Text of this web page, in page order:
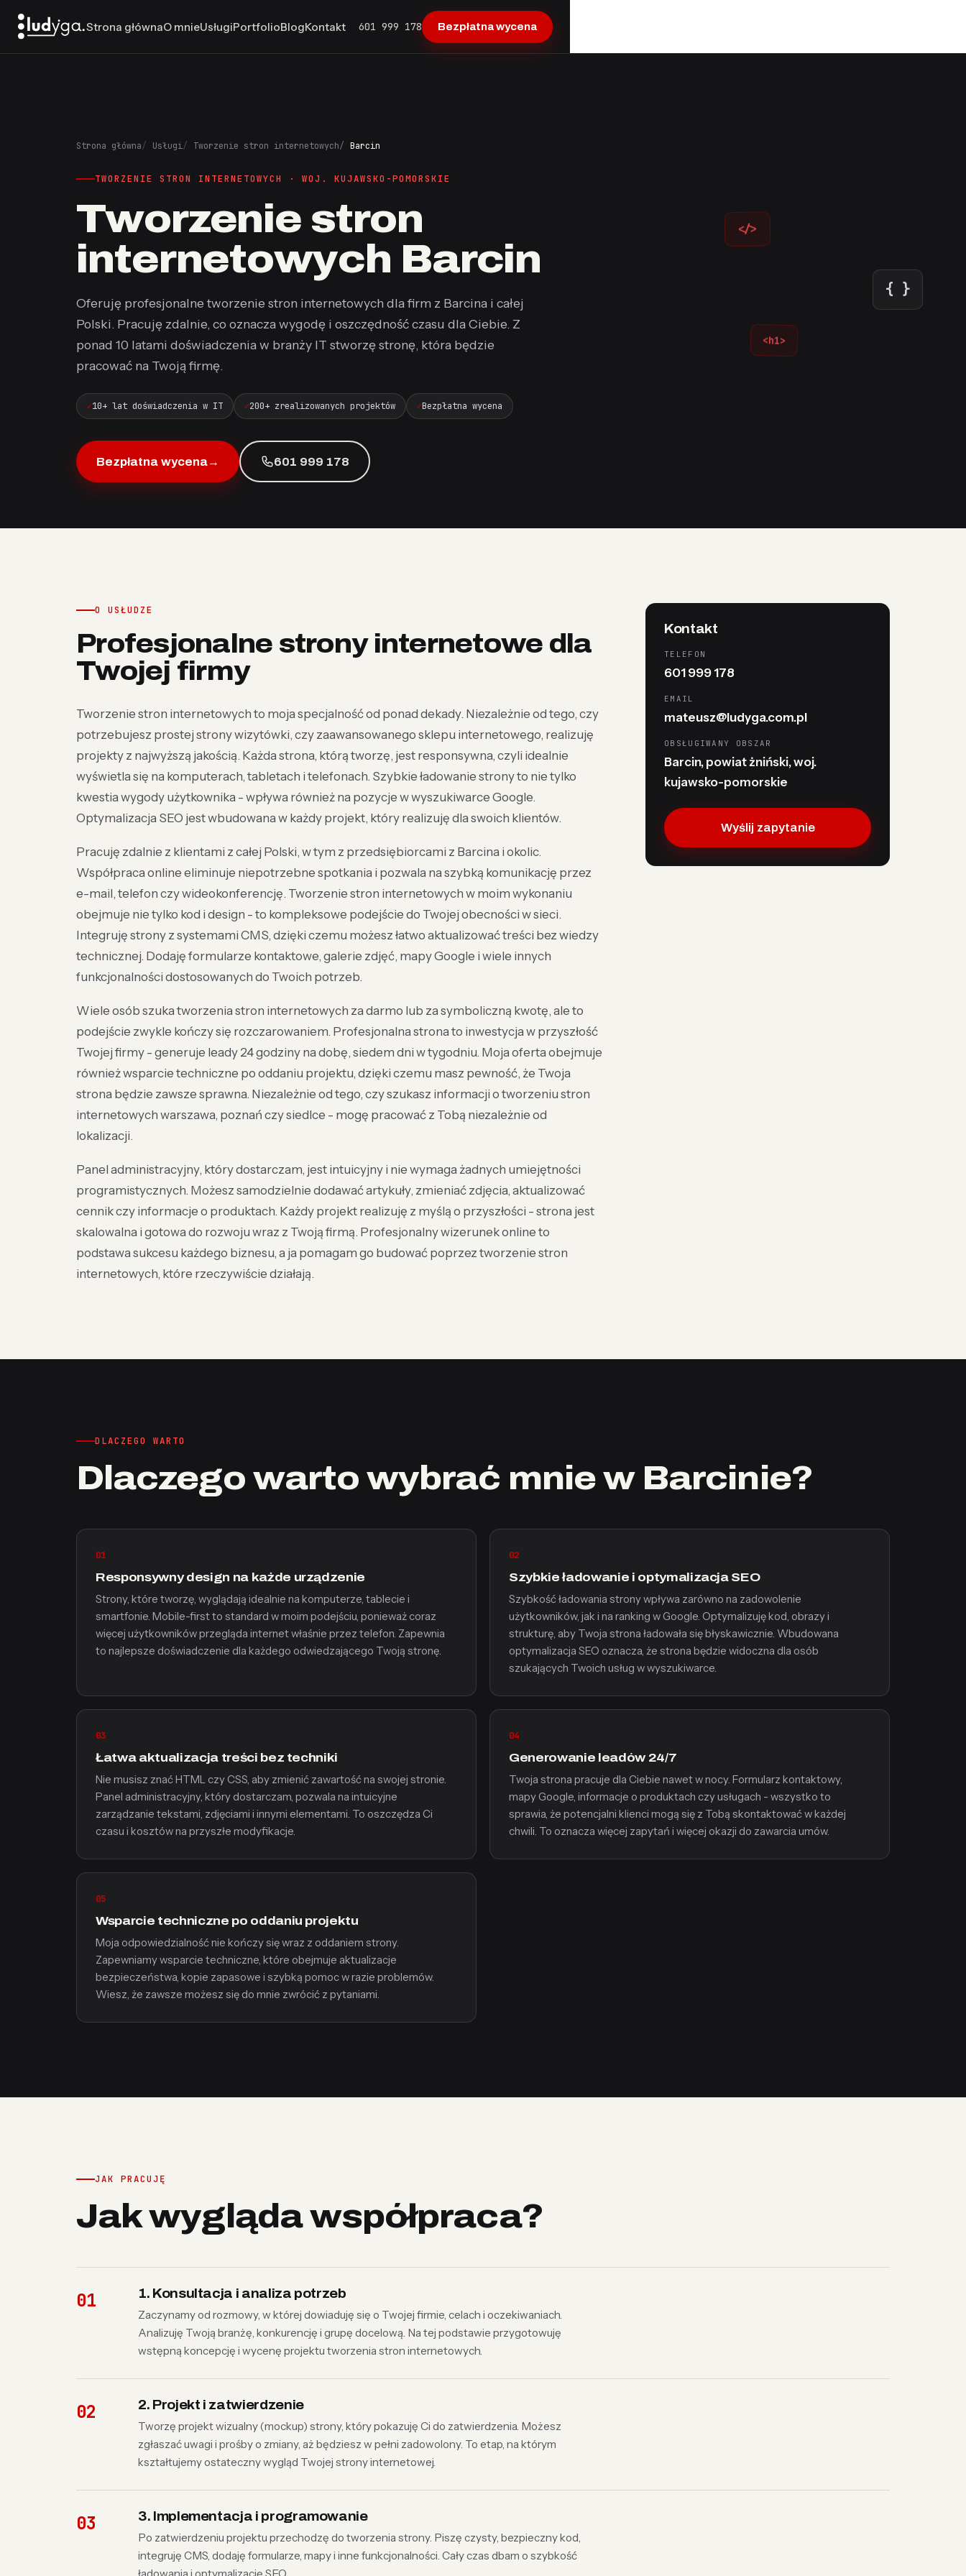
Strona głównaO mnieUsługiPortfolioBlogKontakt 601 999 178 Bezpłatna wycena
</>
{ }
<h1>
Strona główna Usługi Tworzenie stron internetowych Barcin
TWORZENIE STRON INTERNETOWYCH · WOJ. KUJAWSKO-POMORSKIE
Tworzenie stron
internetowych Barcin
Oferuję profesjonalne tworzenie stron internetowych dla firm z Barcina i całej
Polski. Pracuję zdalnie, co oznacza wygodę i oszczędność czasu dla Ciebie. Z
ponad 10 latami doświadczenia w branży IT stworzę stronę, która będzie
pracować na Twoją firmę.
10+ lat doświadczenia w IT 200+ zrealizowanych projektów Bezpłatna wycena
Bezpłatna wycena→ 601 999 178
O USŁUDZE
Profesjonalne strony internetowe dla
Twojej firmy
Tworzenie stron internetowych to moja specjalność od ponad dekady. Niezależnie od tego, czy
potrzebujesz prostej strony wizytówki, czy zaawansowanego sklepu internetowego, realizuję
projekty z najwyższą jakością. Każda strona, którą tworzę, jest responsywna, czyli idealnie
wyświetla się na komputerach, tabletach i telefonach. Szybkie ładowanie strony to nie tylko
kwestia wygody użytkownika - wpływa również na pozycje w wyszukiwarce Google.
Optymalizacja SEO jest wbudowana w każdy projekt, który realizuję dla swoich klientów.
Pracuję zdalnie z klientami z całej Polski, w tym z przedsiębiorcami z Barcina i okolic.
Współpraca online eliminuje niepotrzebne spotkania i pozwala na szybką komunikację przez
e-mail, telefon czy wideokonferencję. Tworzenie stron internetowych w moim wykonaniu
obejmuje nie tylko kod i design - to kompleksowe podejście do Twojej obecności w sieci.
Integruję strony z systemami CMS, dzięki czemu możesz łatwo aktualizować treści bez wiedzy
technicznej. Dodaję formularze kontaktowe, galerie zdjęć, mapy Google i wiele innych
funkcjonalności dostosowanych do Twoich potrzeb.
Wiele osób szuka tworzenia stron internetowych za darmo lub za symboliczną kwotę, ale to
podejście zwykle kończy się rozczarowaniem. Profesjonalna strona to inwestycja w przyszłość
Twojej firmy - generuje leady 24 godziny na dobę, siedem dni w tygodniu. Moja oferta obejmuje
również wsparcie techniczne po oddaniu projektu, dzięki czemu masz pewność, że Twoja
strona będzie zawsze sprawna. Niezależnie od tego, czy szukasz informacji o tworzeniu stron
internetowych warszawa, poznań czy siedlce - mogę pracować z Tobą niezależnie od
lokalizacji.
Panel administracyjny, który dostarczam, jest intuicyjny i nie wymaga żadnych umiejętności
programistycznych. Możesz samodzielnie dodawać artykuły, zmieniać zdjęcia, aktualizować
cennik czy informacje o produktach. Każdy projekt realizuję z myślą o przyszłości - strona jest
skalowalna i gotowa do rozwoju wraz z Twoją firmą. Profesjonalny wizerunek online to
podstawa sukcesu każdego biznesu, a ja pomagam go budować poprzez tworzenie stron
internetowych, które rzeczywiście działają.
Kontakt
TELEFON
601 999 178
EMAIL
mateusz@ludyga.com.pl
OBSŁUGIWANY OBSZAR
Barcin, powiat żniński, woj.
kujawsko-pomorskie
Wyślij zapytanie
DLACZEGO WARTO
Dlaczego warto wybrać mnie w Barcinie?
01
Responsywny design na każde urządzenie
Strony, które tworzę, wyglądają idealnie na komputerze, tablecie i
smartfonie. Mobile-first to standard w moim podejściu, ponieważ coraz
więcej użytkowników przegląda internet właśnie przez telefon. Zapewnia
to najlepsze doświadczenie dla każdego odwiedzającego Twoją stronę.
02
Szybkie ładowanie i optymalizacja SEO
Szybkość ładowania strony wpływa zarówno na zadowolenie
użytkowników, jak i na ranking w Google. Optymalizuję kod, obrazy i
strukturę, aby Twoja strona ładowała się błyskawicznie. Wbudowana
optymalizacja SEO oznacza, że strona będzie widoczna dla osób
szukających Twoich usług w wyszukiwarce.
03
Łatwa aktualizacja treści bez techniki
Nie musisz znać HTML czy CSS, aby zmienić zawartość na swojej stronie.
Panel administracyjny, który dostarczam, pozwala na intuicyjne
zarządzanie tekstami, zdjęciami i innymi elementami. To oszczędza Ci
czasu i kosztów na przyszłe modyfikacje.
04
Generowanie leadów 24/7
Twoja strona pracuje dla Ciebie nawet w nocy. Formularz kontaktowy,
mapy Google, informacje o produktach czy usługach - wszystko to
sprawia, że potencjalni klienci mogą się z Tobą skontaktować w każdej
chwili. To oznacza więcej zapytań i więcej okazji do zawarcia umów.
05
Wsparcie techniczne po oddaniu projektu
Moja odpowiedzialność nie kończy się wraz z oddaniem strony.
Zapewniamy wsparcie techniczne, które obejmuje aktualizacje
bezpieczeństwa, kopie zapasowe i szybką pomoc w razie problemów.
Wiesz, że zawsze możesz się do mnie zwrócić z pytaniami.
JAK PRACUJĘ
Jak wygląda współpraca?
1. Konsultacja i analiza potrzeb
Zaczynamy od rozmowy, w której dowiaduję się o Twojej firmie, celach i oczekiwaniach.
Analizuję Twoją branżę, konkurencję i grupę docelową. Na tej podstawie przygotowuję
wstępną koncepcję i wycenę projektu tworzenia stron internetowych.
2. Projekt i zatwierdzenie
Tworzę projekt wizualny (mockup) strony, który pokazuję Ci do zatwierdzenia. Możesz
zgłaszać uwagi i prośby o zmiany, aż będziesz w pełni zadowolony. To etap, na którym
kształtujemy ostateczny wygląd Twojej strony internetowej.
3. Implementacja i programowanie
Po zatwierdzeniu projektu przechodzę do tworzenia strony. Piszę czysty, bezpieczny kod,
integruję CMS, dodaję formularze, mapy i inne funkcjonalności. Cały czas dbam o szybkość